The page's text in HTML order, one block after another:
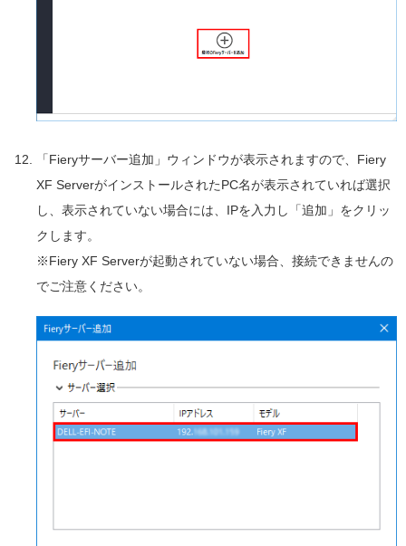
「Fieryサーバー追加」ウィンドウが表示されますので、Fiery
XF ServerがインストールされたPC名が表示されていれば選択
し、表示されていない場合には、IPを入力し「追加」をクリッ
クします。
※Fiery XF Serverが起動されていない場合、接続できませんの
でご注意ください。